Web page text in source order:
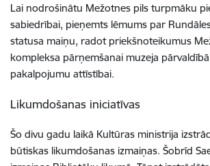
Lai nodrošinātu Mežotnes pils turpmāku
sabiedrībai, pieņemts lēmums par
statusa maiņu, radot priekšnoteikumus
kompleksa pārņemšanai muzeja
pakalpojumu attīstībai.
Likumdošanas iniciatīvas
Šo divu gadu laikā Kultūras ministrija
būtiskas likumdošanas izmaiņas. Šobrīd